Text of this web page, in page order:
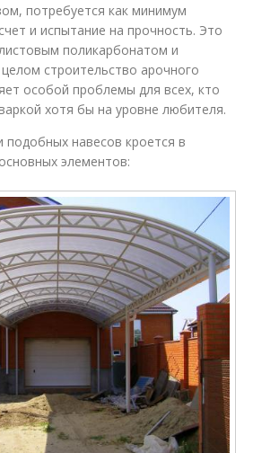
потребуется как минимум
и испытание на прочность. Это
поликарбонатом и
строительство арочного
особой проблемы для всех, кто
хотя бы на уровне любителя.
подобных навесов кроется в
элементов: